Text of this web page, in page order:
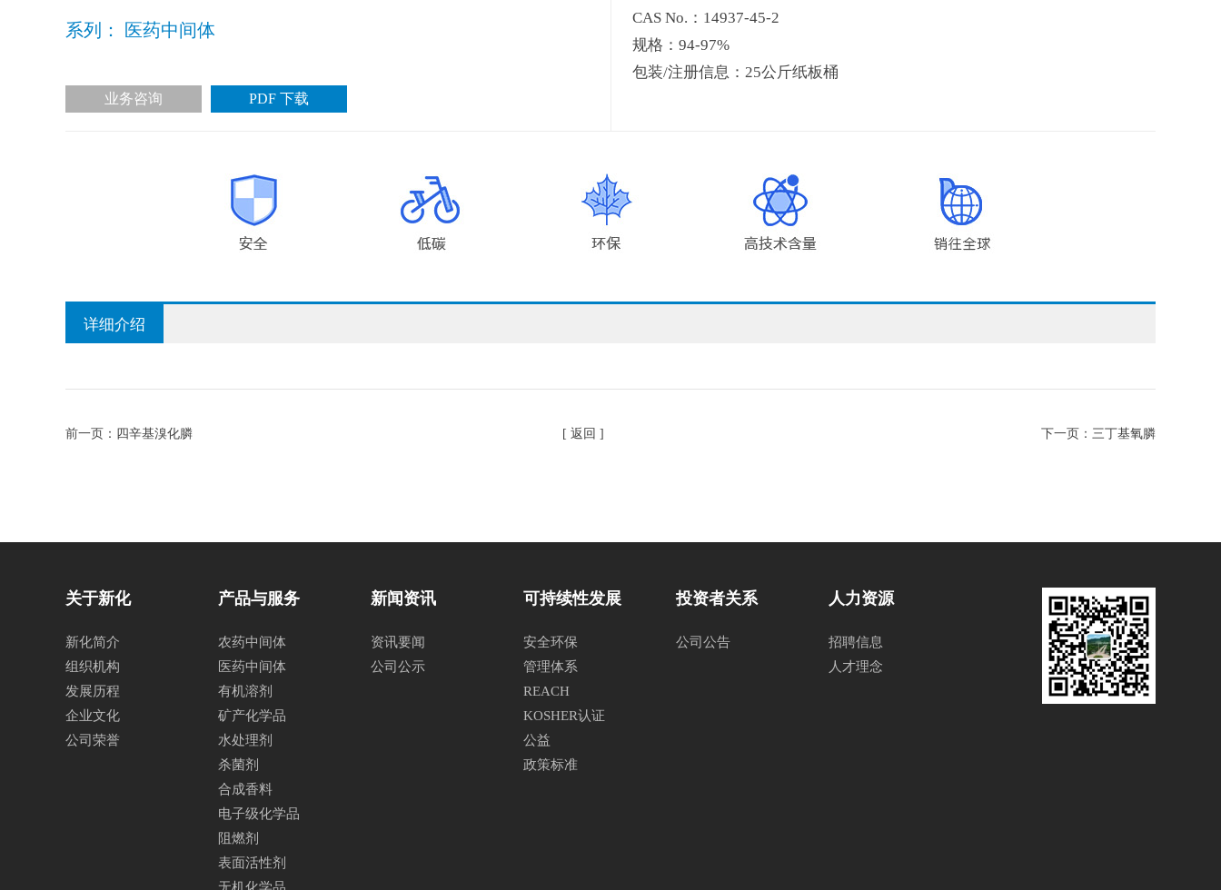
系列： 医药中间体
业务咨询 PDF 下载
CAS No.：14937-45-2
规格：94-97%
包装/注册信息：25公斤纸板桶
详细介绍
前一页： 四辛基溴化膦 [ 返回 ] 下一页： 三丁基氧膦
关于新化
新化简介
组织机构
发展历程
企业文化
公司荣誉
产品与服务
农药中间体
医药中间体
有机溶剂
矿产化学品
水处理剂
杀菌剂
合成香料
电子级化学品
阻燃剂
表面活性剂
新闻资讯
资讯要闻
公司公示
可持续性发展
安全环保
管理体系
REACH
KOSHER认证
公益
政策标准
投资者关系
公司公告
人力资源
招聘信息
人才理念